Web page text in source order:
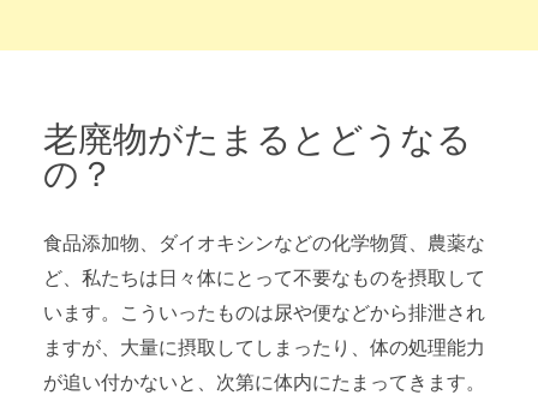
老廃物がたまるとどうなる
の？
食品添加物、ダイオキシンなどの化学物質、農薬な
ど、私たちは日々体にとって不要なものを摂取して
います。こういったものは尿や便などから排泄され
ますが、大量に摂取してしまったり、体の処理能力
が追い付かないと、次第に体内にたまってきます。